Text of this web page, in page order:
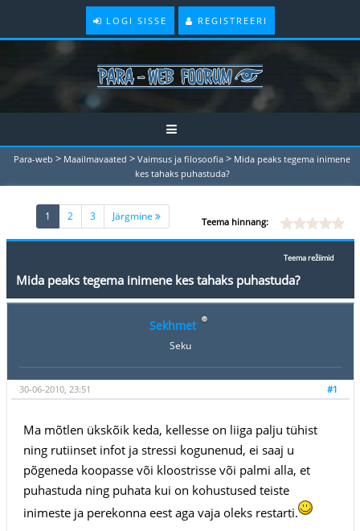
LOGI SISSE REGISTREERI
Para-web > Maailmavaated > Vaimsus ja filosoofia > Mida peaks tegema inimene
kes tahaks puhastuda?
1 (current)
2 3 Järgmine Teema hinnang:
Teema režiimid
Mida peaks tegema inimene kes tahaks puhastuda?
Sekhmet
Seku
#1
30-06-2010, 23:51
Ma mõtlen ükskõik keda, kellesse on liiga palju tühist
ning rutiinset infot ja stressi kogunenud, ei saaj u
põgeneda koopasse või kloostrisse või palmi alla, et
puhastuda ning puhata kui on kohustused teiste
inimeste ja perekonna eest aga vaja oleks restarti.